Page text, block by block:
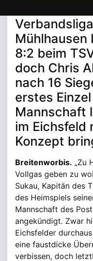
Mühlhausen
8:2 beim
doch Chris
nach 16
erstes
Mannschaft
im Eichsfeld
Konzept
Breitenworbis. „Zu
Vollgas geben zu
Sukau, Kapitän des
des Heimspiels
Mannschaft des
angekündigt. Zwar
Eichsfelder
eine faustdicke
verbissen, doch